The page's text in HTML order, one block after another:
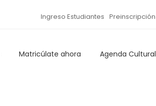
Ingreso Estudiantes Preinscripción
Matricúlate ahora Agenda Cultural